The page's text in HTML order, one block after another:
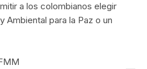
a los colombianos elegir
Ambiental para la Paz o un